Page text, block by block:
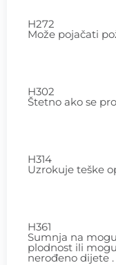
H272
Može pojačati
H302
Štetno ako se
H314
Uzrokuje teške
H361
Sumnja na
plodnost ili
nerođeno dijete .